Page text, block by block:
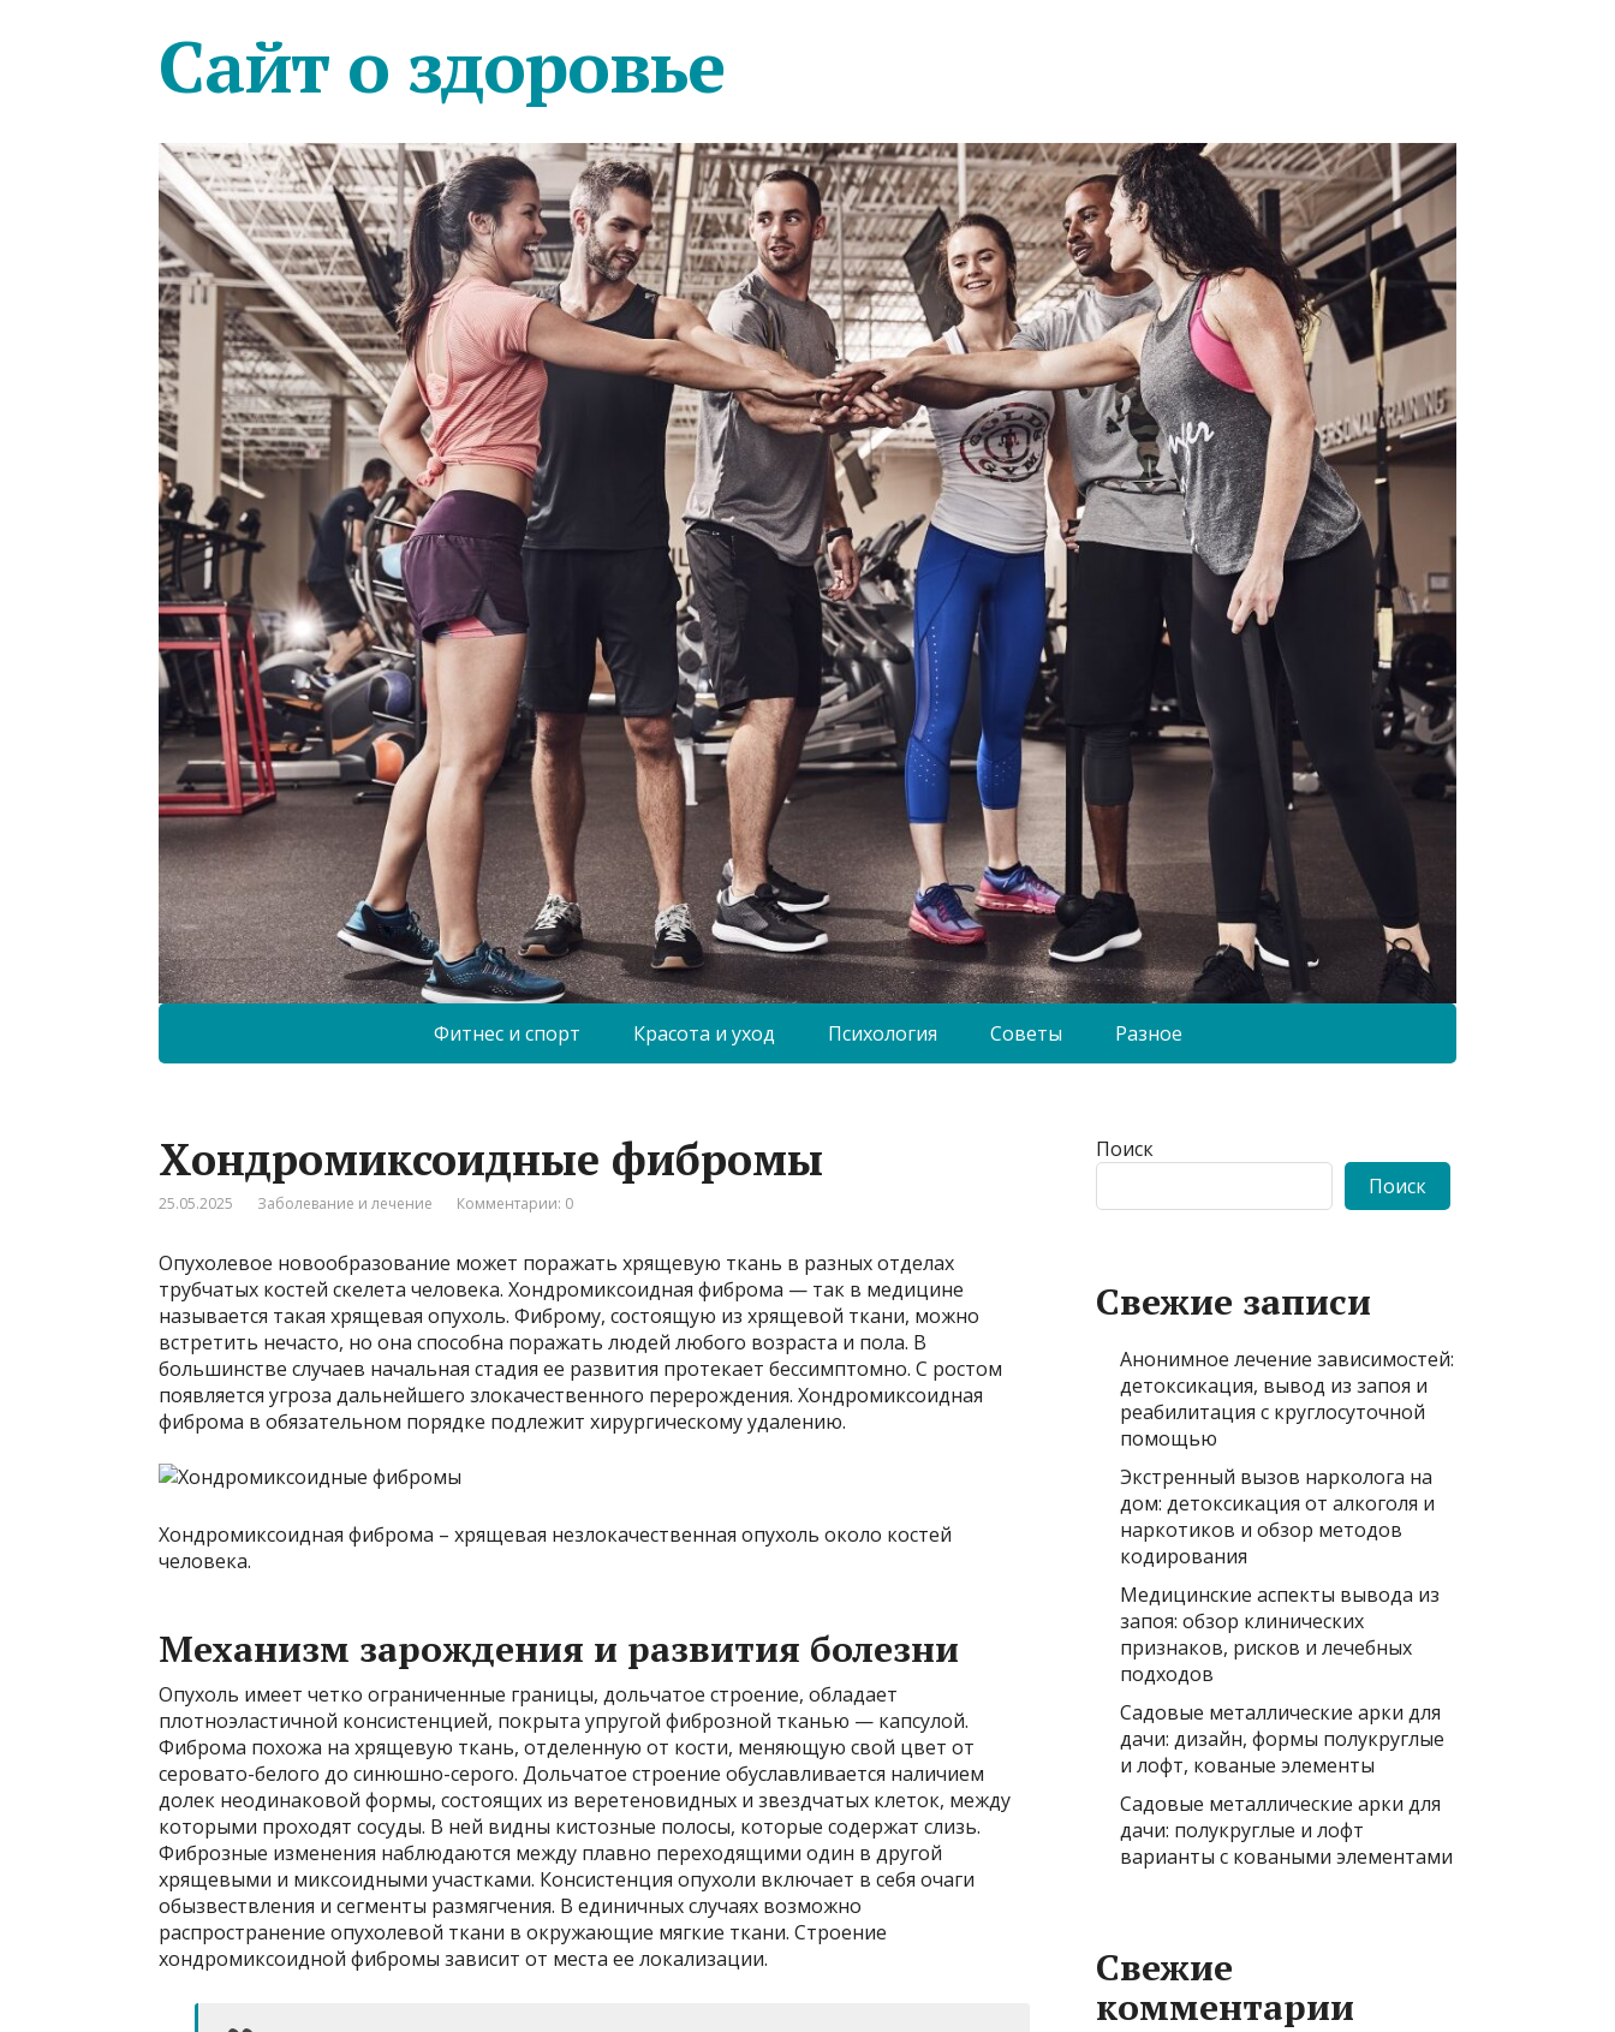
Сайт о здоровье
Фитнес и спорт Красота и уход Психология Советы Разное
Хондромиксоидные фибромы
25.05.2025 Заболевание и лечение Комментарии: 0
Опухолевое новообразование может поражать хрящевую ткань в разных отделах
трубчатых костей скелета человека. Хондромиксоидная фиброма — так в медицине
называется такая хрящевая опухоль. Фиброму, состоящую из хрящевой ткани, можно
встретить нечасто, но она способна поражать людей любого возраста и пола. В
большинстве случаев начальная стадия ее развития протекает бессимптомно. С ростом
появляется угроза дальнейшего злокачественного перерождения. Хондромиксоидная
фиброма в обязательном порядке подлежит хирургическому удалению.
Хондромиксоидная фиброма – хрящевая незлокачественная опухоль около костей
человека.
Механизм зарождения и развития болезни
Опухоль имеет четко ограниченные границы, дольчатое строение, обладает
плотноэластичной консистенцией, покрыта упругой фиброзной тканью — капсулой.
Фиброма похожа на хрящевую ткань, отделенную от кости, меняющую свой цвет от
серовато-белого до синюшно-серого. Дольчатое строение обуславливается наличием
долек неодинаковой формы, состоящих из веретеновидных и звездчатых клеток, между
которыми проходят сосуды. В ней видны кистозные полосы, которые содержат слизь.
Фиброзные изменения наблюдаются между плавно переходящими один в другой
хрящевыми и миксоидными участками. Консистенция опухоли включает в себя очаги
обызвествления и сегменты размягчения. В единичных случаях возможно
распространение опухолевой ткани в окружающие мягкие ткани. Строение
хондромиксоидной фибромы зависит от места ее локализации.
Поиск
Поиск
Свежие записи
Анонимное лечение зависимостей:
детоксикация, вывод из запоя и
реабилитация с круглосуточной
помощью
Экстренный вызов нарколога на
дом: детоксикация от алкоголя и
наркотиков и обзор методов
кодирования
Медицинские аспекты вывода из
запоя: обзор клинических
признаков, рисков и лечебных
подходов
Садовые металлические арки для
дачи: дизайн, формы полукруглые
и лофт, кованые элементы
Садовые металлические арки для
дачи: полукруглые и лофт
варианты с коваными элементами
Свежие
комментарии